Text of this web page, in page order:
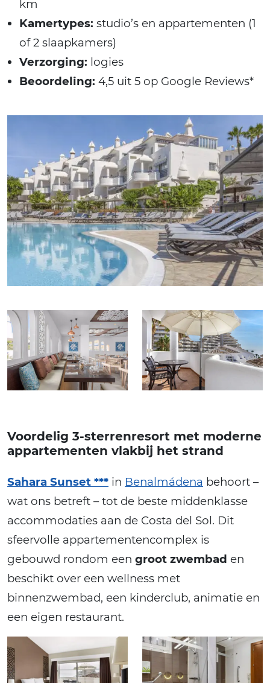
km
Kamertypes: studio’s en appartementen (1
of 2 slaapkamers)
Verzorging: logies
Beoordeling: 4,5 uit 5 op Google Reviews*
Voordelig 3-sterrenresort met moderne
appartementen vlakbij het strand
Sahara Sunset *** in Benalmádena behoort –
wat ons betreft – tot de beste middenklasse
accommodaties aan de Costa del Sol. Dit
sfeervolle appartementencomplex is
gebouwd rondom een groot zwembad en
beschikt over een wellness met
binnenzwembad, een kinderclub, animatie en
een eigen restaurant.